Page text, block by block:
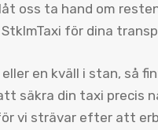
oss ta hand om
för dina
en kväll i stan, så
säkra din taxi precis
vi strävar efter att